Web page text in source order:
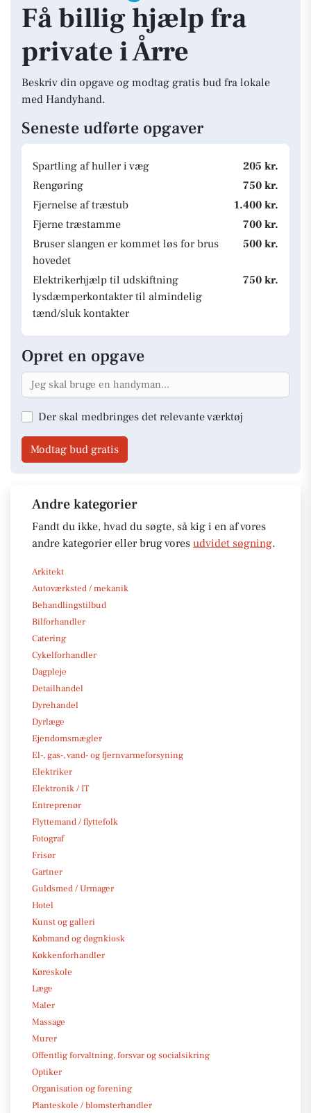
Få billig hjælp fra
private i Årre
Beskriv din opgave og modtag gratis bud fra lokale
med Handyhand.
Seneste udførte opgaver
Spartling af huller i væg
205 kr.
Rengøring
750 kr.
Fjernelse af træstub
1.400 kr.
Fjerne træstamme
700 kr.
Bruser slangen er kommet løs for brus
hovedet
500 kr.
Elektrikerhjælp til udskiftning
lysdæmperkontakter til almindelig
tænd/sluk kontakter
750 kr.
Opret en opgave
Der skal medbringes det relevante værktøj
Modtag bud gratis
Andre kategorier
Fandt du ikke, hvad du søgte, så kig i en af vores
andre kategorier eller brug vores udvidet søgning.
Arkitekt
Autoværksted / mekanik
Behandlingstilbud
Bilforhandler
Catering
Cykelforhandler
Dagpleje
Detailhandel
Dyrehandel
Dyrlæge
Ejendomsmægler
El-, gas-, vand- og fjernvarmeforsyning
Elektriker
Elektronik / IT
Entreprenør
Flyttemand / flyttefolk
Fotograf
Frisør
Gartner
Guldsmed / Urmager
Hotel
Kunst og galleri
Købmand og døgnkiosk
Køkkenforhandler
Køreskole
Læge
Maler
Massage
Murer
Offentlig forvaltning, forsvar og socialsikring
Optiker
Organisation og forening
Planteskole / blomsterhandler